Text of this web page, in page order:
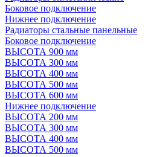
Боковое подключение
Нижнее подключение
Радиаторы стальные панельные
Боковое подключение
ВЫСОТА 900 мм
ВЫСОТА 300 мм
ВЫСОТА 400 мм
ВЫСОТА 500 мм
ВЫСОТА 600 мм
Нижнее подключение
ВЫСОТА 200 мм
ВЫСОТА 300 мм
ВЫСОТА 400 мм
ВЫСОТА 500 мм